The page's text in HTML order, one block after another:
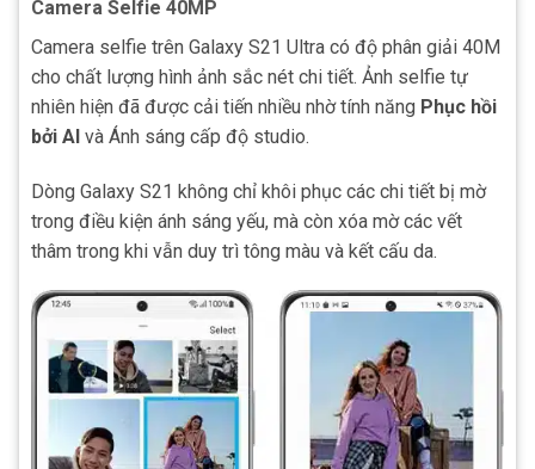
Camera Selfie 40MP
Camera selfie trên Galaxy S21 Ultra có độ phân giải 40M
cho chất lượng hình ảnh sắc nét chi tiết. Ảnh selfie tự
nhiên hiện đã được cải tiến nhiều nhờ tính năng Phục hồi
bởi AI và Ánh sáng cấp độ studio.
Dòng Galaxy S21 không chỉ khôi phục các chi tiết bị mờ
trong điều kiện ánh sáng yếu, mà còn xóa mờ các vết
thâm trong khi vẫn duy trì tông màu và kết cấu da.